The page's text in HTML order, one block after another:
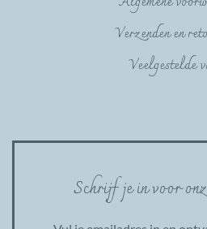
Verzenden en
Veelgestelde
Schrijf je in voor